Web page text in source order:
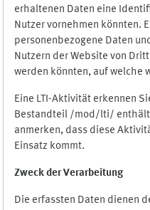
erhaltenen Daten eine
Nutzer vornehmen könnten.
personenbezogene Daten
Nutzern der Website von
werden könnten, auf welche
Eine LTI-Aktivität erkennen
Bestandteil /mod/lti/
anmerken, dass diese
Einsatz kommt.
Zweck der Verarbeitung
Die erfassten Daten dienen